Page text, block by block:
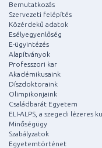
Bemutatkozás
Szervezeti felépítés
Közérdekű adatok
Esélyegyenlőség
E-ügyintézés
Alapítványok
Professzori kar
Akadémikusaink
Díszdoktoraink
Olimpikonjaink
Családbarát Egyetem
ELI-ALPS, a szegedi lézeres
Minőségügy
Szabályzatok
Egyetemtörténet